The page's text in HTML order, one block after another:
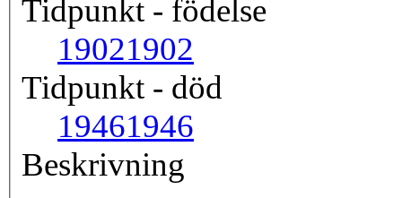
Tidpunkt - födelse
19021902
Tidpunkt - död
19461946
Beskrivning